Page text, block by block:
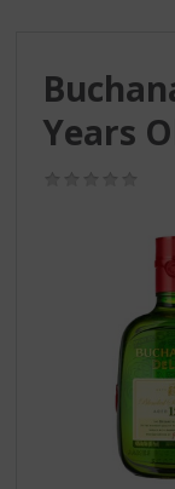
Years